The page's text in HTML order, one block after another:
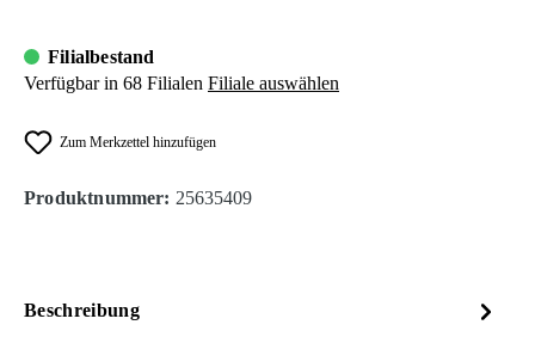
Filialbestand
Verfügbar in 68 Filialen Filiale auswählen
Zum Merkzettel hinzufügen
Produktnummer: 25635409
Beschreibung